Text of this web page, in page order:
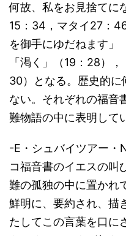
何故、私をお見捨てに
15：34，マタイ27：
を御手にゆだねます」
「渇く」（19：28）
30）となる。歴史的に
ない。それぞれの福音
難物語の中に表明して
-E・シュバイツアー・
コ福音書のイエスの叫
難の孤独の中に置かれ
鮮明に、要約され、描
たしてこの言葉を口に